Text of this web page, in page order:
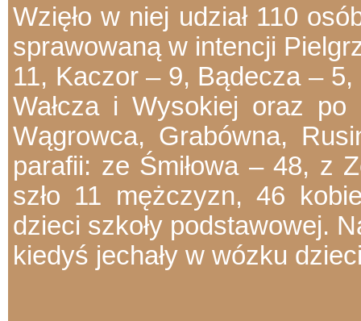
Wzięło w niej udział 110
sprawowaną w intencji
11, Kaczor – 9, Bądecza –
Wałcza i Wysokiej oraz
Wągrowca, Grabówna,
parafii: ze Śmiłowa – 48, z
szło 11 mężczyzn, 46
dzieci szkoły podstawowej.
kiedyś jechały w wózku